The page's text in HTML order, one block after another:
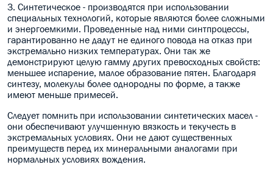
3. Синтетическое - производятся при использовании
специальных технологий, которые являются более сложными
и энергоемкими. Проведенные над ними синтпроцессы,
гарантированно не дадут не единого повода на отказ при
экстремально низких температурах. Они так же
демонстрируют целую гамму других превосходных свойств:
меньшее испарение, малое образование пятен. Благодаря
синтезу, молекулы более однородны по форме, а также
имеют меньше примесей.
Следует помнить при использовании синтетических масел -
они обеспечивают улучшенную вязкость и текучесть в
экстремальных условиях. Они не дают существенных
преимуществ перед их минеральными аналогами при
нормальных условиях вождения.